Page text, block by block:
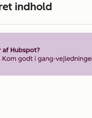
indhold